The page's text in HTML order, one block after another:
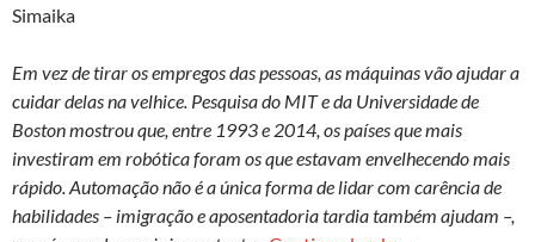
Simaika
Em vez de tirar os empregos das pessoas, as máquinas vão ajudar a
cuidar delas na velhice. Pesquisa do MIT e da Universidade de
Boston mostrou que, entre 1993 e 2014, os países que mais
investiram em robótica foram os que estavam envelhecendo mais
rápido. Automação não é a única forma de lidar com carência de
habilidades – imigração e aposentadoria tardia também ajudam –,